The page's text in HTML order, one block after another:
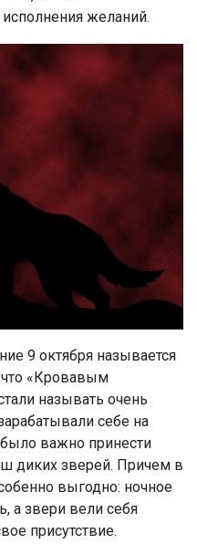
желаний.
9 октября называется
«Кровавым
называть очень
себе на
важно принести
диких зверей. Причем в
выгодно: ночное
а звери вели себя
присутствие.